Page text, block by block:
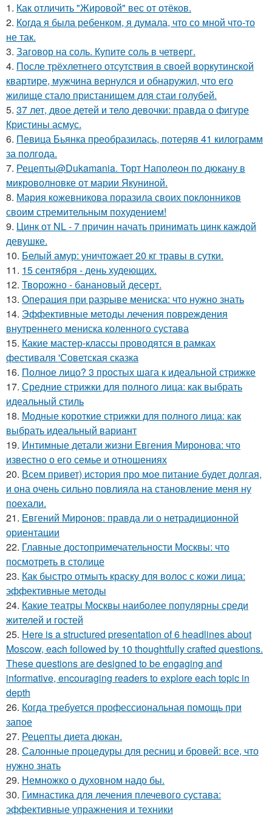
1. Как отличить "Жировой" вес от отёков.
2. Когда я была ребенком, я думала, что со мной что-то
не так.
3. Заговор на соль. Купите соль в четверг.
4. После трёхлетнего отсутствия в своей воркутинской
квартире, мужчина вернулся и обнаружил, что его
жилище стало пристанищем для стаи голубей.
5. 37 лет, двое детей и тело девочки: правда о фигуре
Кристины асмус.
6. Певица Бьянка преобразилась, потеряв 41 килограмм
за полгода.
7. Рецепты@Dukamania. Торт Наполеон по дюкану в
микроволновке от марии Якуниной.
8. Мария кожевникова поразила своих поклонников
своим стремительным похудением!
9. Цинк от NL - 7 причин начать принимать цинк каждой
девушке.
10. Белый амур: уничтожает 20 кг травы в сутки.
11. 15 сентября - день худеющих.
12. Творожно - банановый десерт.
13. Операция при разрыве мениска: что нужно знать
14. Эффективные методы лечения повреждения
внутреннего мениска коленного сустава
15. Какие мастер-классы проводятся в рамках
фестиваля 'Советская сказка
16. Полное лицо? 3 простых шага к идеальной стрижке
17. Средние стрижки для полного лица: как выбрать
идеальный стиль
18. Модные короткие стрижки для полного лица: как
выбрать идеальный вариант
19. Интимные детали жизни Евгения Миронова: что
известно о его семье и отношениях
20. Всем привет) история про мое питание будет долгая,
и она очень сильно повлияла на становление меня ну
поехали.
21. Евгений Миронов: правда ли о нетрадиционной
ориентации
22. Главные достопримечательности Москвы: что
посмотреть в столице
23. Как быстро отмыть краску для волос с кожи лица:
эффективные методы
24. Какие театры Москвы наиболее популярны среди
жителей и гостей
25. Here is a structured presentation of 6 headlines about
Moscow, each followed by 10 thoughtfully crafted questions.
These questions are designed to be engaging and
informative, encouraging readers to explore each topic in
depth
26. Когда требуется профессиональная помощь при
запое
27. Рецепты диета дюкан.
28. Салонные процедуры для ресниц и бровей: все, что
нужно знать
29. Немножко о духовном надо бы.
30. Гимнастика для лечения плечевого сустава:
эффективные упражнения и техники